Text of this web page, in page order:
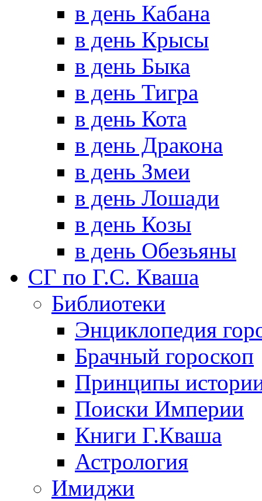
в день Кабана
в день Крысы
в день Быка
в день Тигра
в день Кота
в день Дракона
в день Змеи
в день Лошади
в день Козы
в день Обезьяны
СГ по Г.С. Кваша
Библиотеки
Энциклопедия
Брачный гороскоп
Принципы
Поиски Империи
Книги Г.Кваша
Астрология
Имиджи